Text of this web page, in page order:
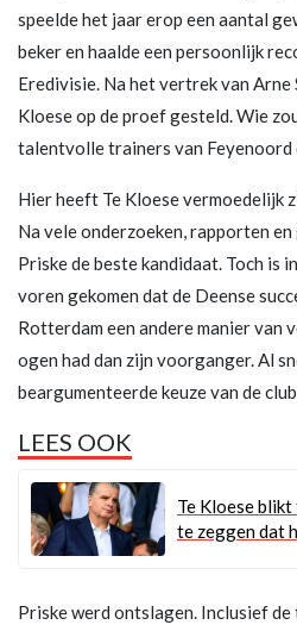
speelde het jaar erop een aantal
beker en haalde een persoonlijk
Eredivisie. Na het vertrek van Arne
Kloese op de proef gesteld. Wie
talentvolle trainers van Feyenoord
Hier heeft Te Kloese vermoedelijk
Na vele onderzoeken, rapporten
Priske de beste kandidaat. Toch is
voren gekomen dat de Deense
Rotterdam een andere manier van
ogen had dan zijn voorganger. Al
beargumenteerde keuze van de
LEES OOK
Te Kloese blikt
te zeggen dat
Priske werd ontslagen. Inclusief